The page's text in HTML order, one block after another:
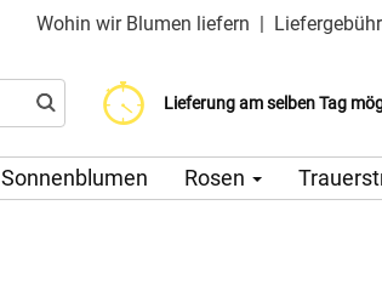
Wohin wir Blumen liefern |
Lieferung am selben Tag
Liefergebühr ab 200 CZK
Wählen Sie Ihr Lieferdatum
Sonnenblumen Rosen